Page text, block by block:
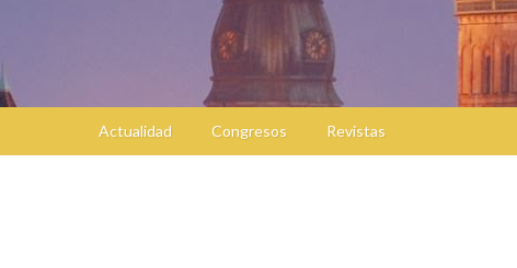
Actualidad Congresos Revistas